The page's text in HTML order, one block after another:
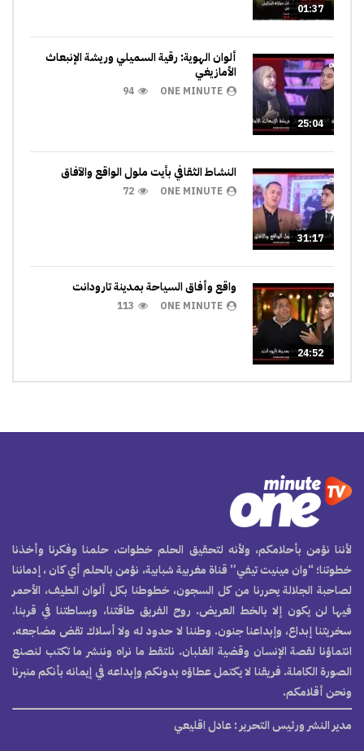
01:37
25:04
ألوان الهوية: رقية السميلي وريشة الإنبعاث
الأمازيغي
ONE MINUTE
94
31:17
النشاط الثقافي بأيت ملول الواقع والآفاق
ONE MINUTE
72
24:52
واقع وأفاق السياحة بمدينة تارودانت
ONE MINUTE
113
لأننا نؤمن بأحلامكم، ولأنه لتحقيق الحلم خطوات، حلمنا وفكرنا وأخذنا
خطوتنا؛ “وان مينيت تيفي” قناة مغربية شبابية، نؤمن بالحلم أي كان ، إدماننا
لصاحبة الجلالة يحررنا من كل السجون، خطوطنا بكل ألوان الطيف، الأحمر
فيها لن يكون إلا بالخط العريض. روح الفريق طاقتنا، وبساطتنا في قربنا.
سخريتنا إبداع، وإبداعنا جنون. وطننا لا حدود له ولا أسلاك تقض مضاجعه.
انتماؤنا لقصة الإنسان وقضية الغلبان. نلتقط ما نراه وننشر ما تكتب لنصنع
الصورة الكاملة. فريقنا لا يكتمل عطاؤه بدونكم وإبداعه في إيمانه بأنكم منبرنا
ونحن أقلامكم.
مدير النشر ورئيس التحرير: عادل اقليعي